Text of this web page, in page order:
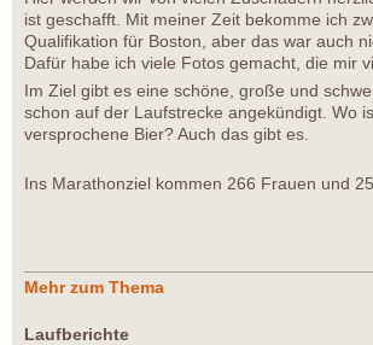
ist geschafft. Mit meiner Zeit bekomme ich
Qualifikation für Boston, aber das war auch
Dafür habe ich viele Fotos gemacht, die mir
Im Ziel gibt es eine schöne, große und
schon auf der Laufstrecke angekündigt. Wo
versprochene Bier? Auch das gibt es.
Ins Marathonziel kommen 266 Frauen und
Mehr zum Thema
Laufberichte